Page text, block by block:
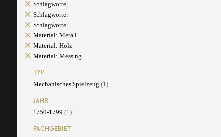
Schlagworte:
Schlagworte:
Schlagworte:
Material: Metall
Material: Holz
Material: Messing
TYP
Mechanisches Spielzeug (1)
JAHR
1750-1799 (1)
FACHGEBIET